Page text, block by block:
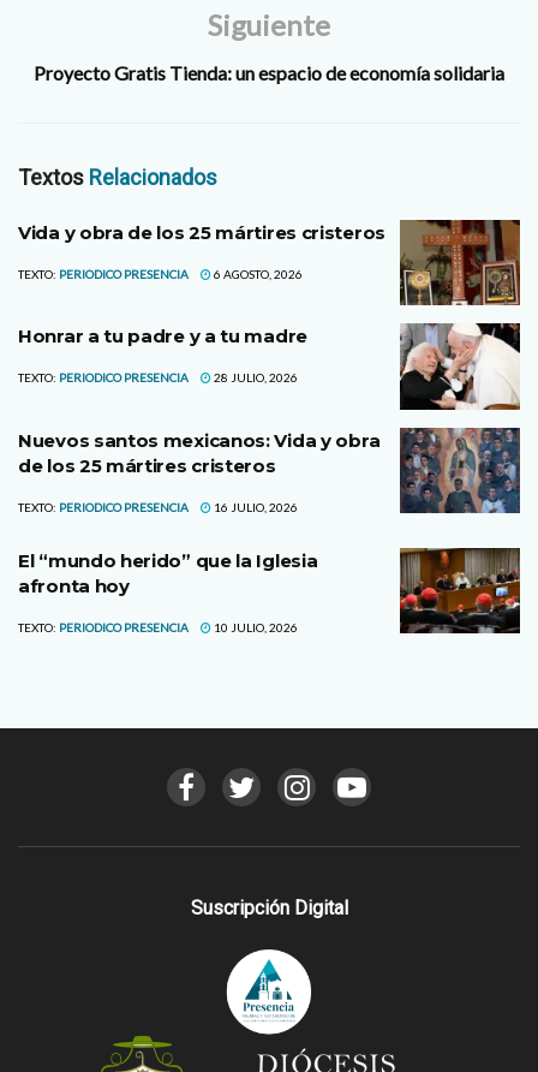
Siguiente
Proyecto Gratis Tienda: un espacio de economía solidaria
Textos Relacionados
Vida y obra de los 25 mártires cristeros
TEXTO: PERIODICO PRESENCIA 6 AGOSTO, 2026
Honrar a tu padre y a tu madre
TEXTO: PERIODICO PRESENCIA 28 JULIO, 2026
Nuevos santos mexicanos: Vida y obra
de los 25 mártires cristeros
TEXTO: PERIODICO PRESENCIA 16 JULIO, 2026
El “mundo herido” que la Iglesia
afronta hoy
TEXTO: PERIODICO PRESENCIA 10 JULIO, 2026
Suscripción Digital